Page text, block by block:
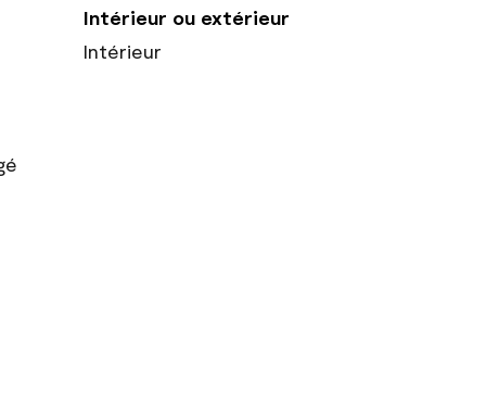
Intérieur ou extérieur
Intérieur